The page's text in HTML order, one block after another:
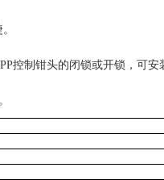
控制钳头的闭锁或开锁，可安